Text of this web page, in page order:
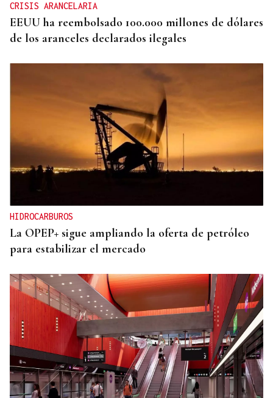
CRISIS ARANCELARIA
EEUU ha reembolsado 100.000 millones de dólares
de los aranceles declarados ilegales
HIDROCARBUROS
La OPEP+ sigue ampliando la oferta de petróleo
para estabilizar el mercado